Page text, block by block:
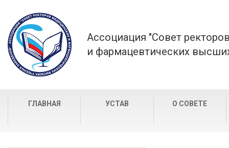
Ассоциация "Совет
и фармацевтических
ГЛАВНАЯ УСТАВ О СОВЕТЕ